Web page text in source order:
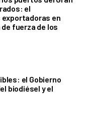
el
en
fuerza de los
el Gobierno
biodiésel y el